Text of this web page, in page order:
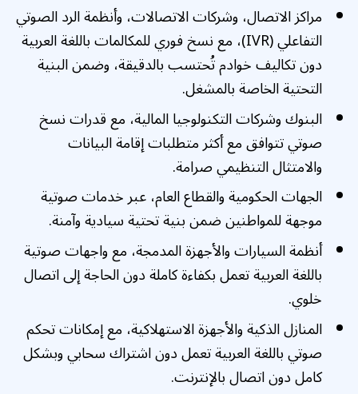
مراكز الاتصال، وشركات الاتصالات، وأنظمة الرد الصوتي
التفاعلي (IVR)، مع نسخ فوري للمكالمات باللغة العربية
دون تكاليف خوادم تُحتسب بالدقيقة، وضمن البنية
التحتية الخاصة بالمشغل.
البنوك وشركات التكنولوجيا المالية، مع قدرات نسخ
صوتي تتوافق مع أكثر متطلبات إقامة البيانات
والامتثال التنظيمي صرامة.
الجهات الحكومية والقطاع العام، عبر خدمات صوتية
موجهة للمواطنين ضمن بنية تحتية سيادية وآمنة.
أنظمة السيارات والأجهزة المدمجة، مع واجهات صوتية
باللغة العربية تعمل بكفاءة كاملة دون الحاجة إلى اتصال
خلوي.
المنازل الذكية والأجهزة الاستهلاكية، مع إمكانات تحكم
صوتي باللغة العربية تعمل دون اشتراك سحابي وبشكل
كامل دون اتصال بالإنترنت.